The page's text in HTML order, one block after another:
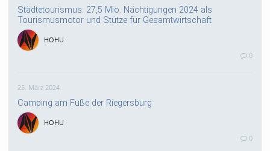
Städtetourismus: 27,5 Mio. Nächtigungen 2024 als
Tourismusmotor und Stütze für Gesamtwirtschaft
HOHU
0
25. März 2024
Camping am Fuße der Riegersburg
HOHU
0